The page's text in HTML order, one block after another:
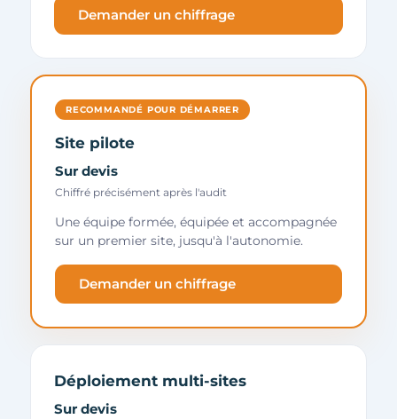
Demander un chiffrage
RECOMMANDÉ POUR DÉMARRER
Site pilote
Sur devis
Chiffré précisément après l'audit
Une équipe formée, équipée et accompagnée
sur un premier site, jusqu'à l'autonomie.
Demander un chiffrage
Déploiement multi-sites
Sur devis